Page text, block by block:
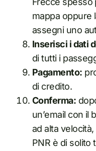
mappa oppure
assegni uno
Inserisci i dati
di tutti i
Pagamento:
di credito.
Conferma:
un’email con il
ad alta
PNR è di solito